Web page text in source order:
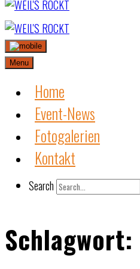
Skip
to
content
Menu
Home
Event-News
Fotogalerien
Kontakt
Search
Schlagwort: